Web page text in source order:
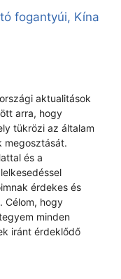
fogantyúi, Kína
aktualitások
arra, hogy
tükrözi az általam
megosztását.
és a
érdekes és
Célom, hogy
minden
iránt érdeklődő